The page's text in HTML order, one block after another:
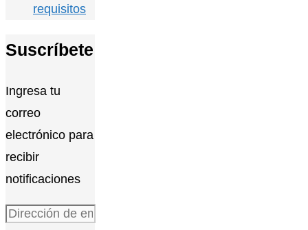
requisitos
Suscríbete
Ingresa tu
correo
electrónico para
recibir
notificaciones
Dirección